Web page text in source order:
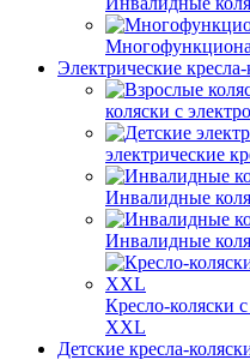
Электрические кресла-
коляски с
электрические
Инвалидные
Инвалидные
Кресло-коляски
XXL
Детские кресла-